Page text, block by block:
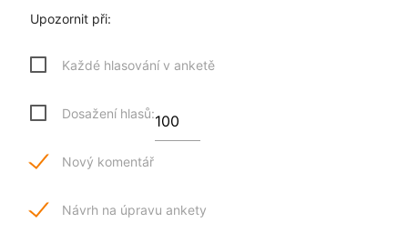
Upozornit při:
Každé hlasování v anketě
Dosažení hlasů:
Nový komentář
Návrh na úpravu ankety